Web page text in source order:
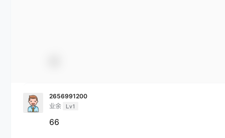
2656991200
业余 Lv1
66